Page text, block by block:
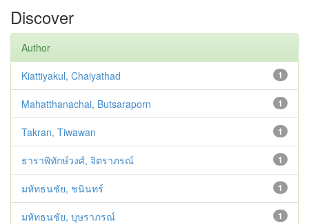
Discover
Author
1
Kiattiyakul, Chaiyathad
1
Mahatthanachai, Butsaraporn
1
Takran, Tiwawan
1
ธาราพิทักษ์วงศ์, จิตราภรณ์
1
มหัทธนชัย, ชนินทร์
1
มหัทธนชัย, บุษราภรณ์